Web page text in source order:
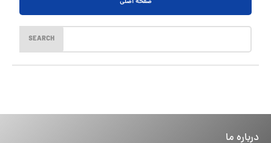
SEARCH
درباره ما